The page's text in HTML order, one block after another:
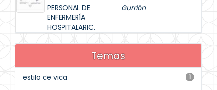
PERSONAL DE
ENFERMERÍA
HOSPITALARIO.
Gurrión
Temas
1
estilo de vida